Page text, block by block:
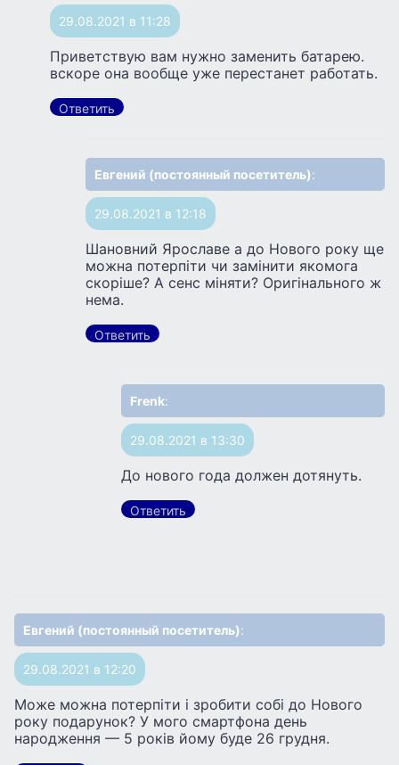
29.08.2021 в 11:28
Приветствую вам нужно заменить батарею.
вскоре она вообще уже перестанет работать.
Ответить
Евгений (постоянный посетитель):
29.08.2021 в 12:18
Шановний Ярославе а до Нового року ще
можна потерпiти чи замiнити якомога
скорiше? А сенс міняти? Оригінального ж
нема.
Ответить
Frenk:
29.08.2021 в 13:30
До нового года должен дотянуть.
Ответить
Евгений (постоянный посетитель):
29.08.2021 в 12:20
Може можна потерпіти і зробити собі до Нового
року подарунок? У мого смартфона день
народження — 5 років йому буде 26 грудня.